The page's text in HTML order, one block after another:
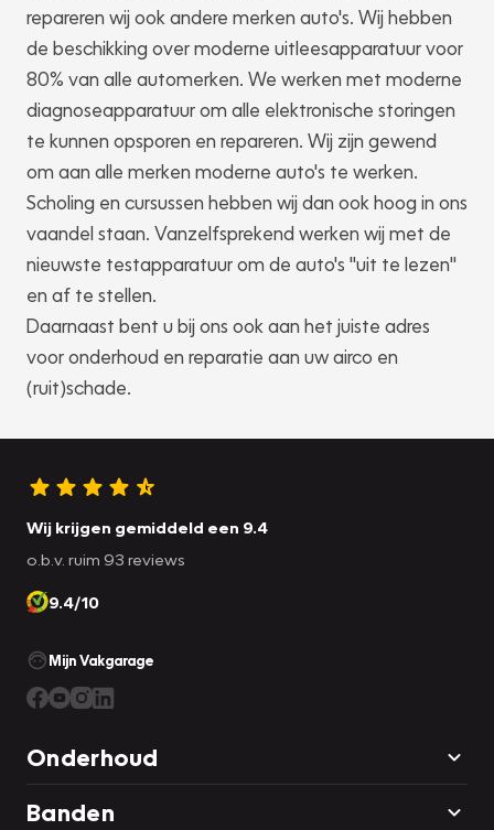
repareren wij ook andere merken auto's. Wij hebben
de beschikking over moderne uitleesapparatuur voor
80% van alle automerken. We werken met moderne
diagnoseapparatuur om alle elektronische storingen
te kunnen opsporen en repareren. Wij zijn gewend
om aan alle merken moderne auto's te werken.
Scholing en cursussen hebben wij dan ook hoog in ons
vaandel staan. Vanzelfsprekend werken wij met de
nieuwste testapparatuur om de auto's "uit te lezen"
en af te stellen.
Daarnaast bent u bij ons ook aan het juiste adres
voor onderhoud en reparatie aan uw airco en
(ruit)schade.
Wij krijgen gemiddeld een 9.4
o.b.v. ruim 93 reviews
9.4/10
Mijn Vakgarage
Onderhoud
Banden